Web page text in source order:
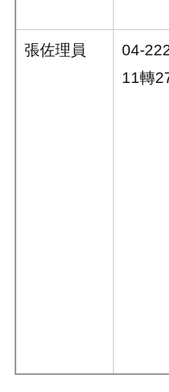
張佐理員
04-
11轉